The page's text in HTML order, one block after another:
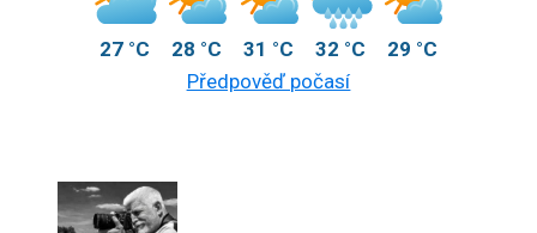
27 °C 28 °C 31 °C 32 °C
29 °C
Předpověď počasí